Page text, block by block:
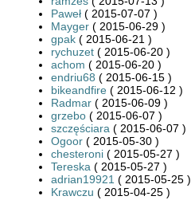
Paweł ( 2015-07-07 )
Mayger ( 2015-06-29 )
gpak ( 2015-06-21 )
rychuzet ( 2015-06-20 )
achom ( 2015-06-20 )
endriu68 ( 2015-06-15 )
bikeandfire ( 2015-06-12 )
Radmar ( 2015-06-09 )
grzebo ( 2015-06-07 )
szczęściara ( 2015-06-07 )
Ogoor ( 2015-05-30 )
chesteroni ( 2015-05-27 )
Tereska ( 2015-05-27 )
adrian19921 ( 2015-05-25 )
Krawczu ( 2015-04-25 )